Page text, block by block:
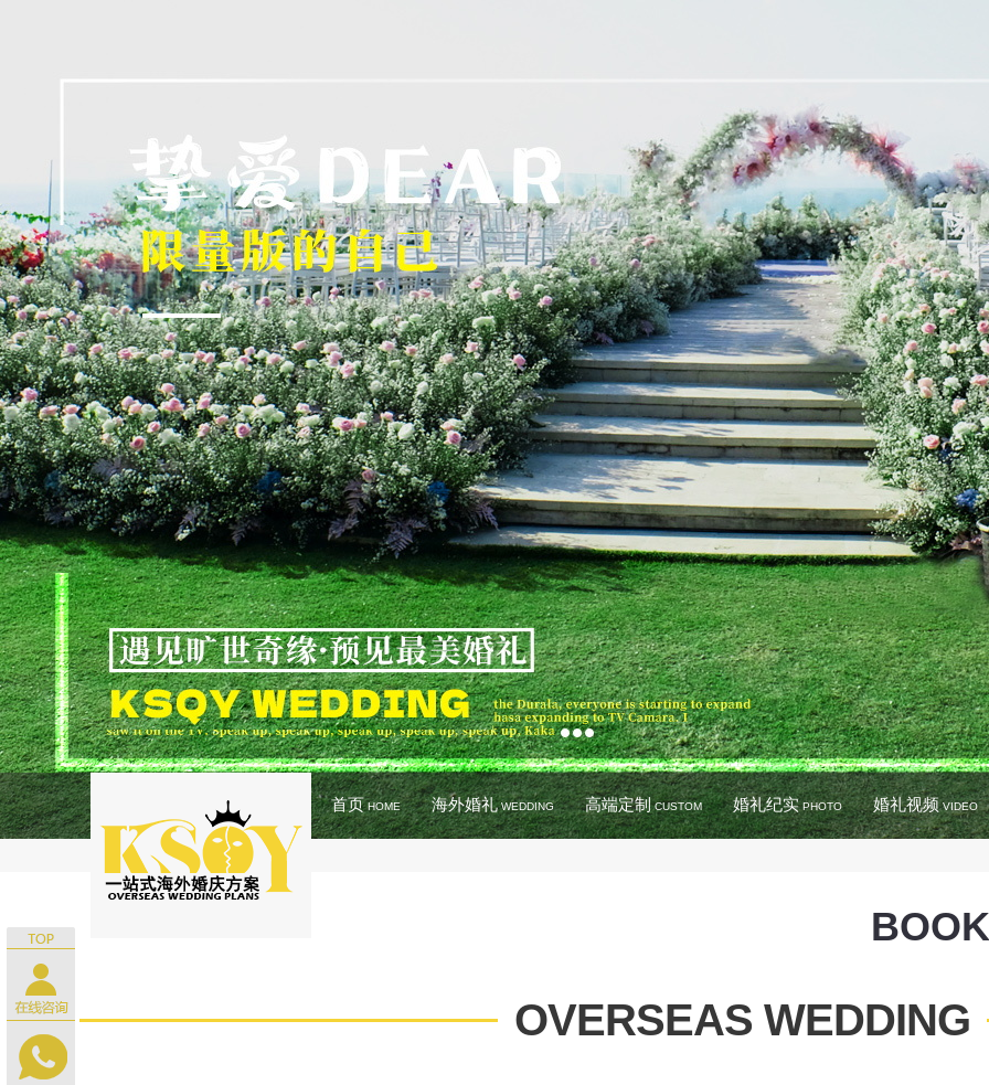
首页HOME 海外婚礼WEDDING 高端定制CUSTOM 婚礼纪实PHOTO 婚礼视频VIDEO
OVERSEAS WEDDING